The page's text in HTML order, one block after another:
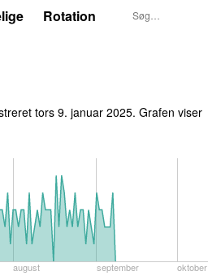
Rotation
tors 9. januar 2025. Grafen viser
august september oktober